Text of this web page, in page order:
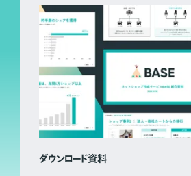
ダウンロード資料